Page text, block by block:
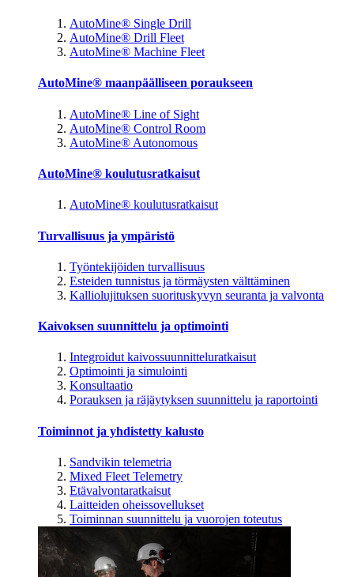
AutoMine® Single Drill
AutoMine® Drill Fleet
AutoMine® Machine Fleet
AutoMine® maanpäälliseen poraukseen
AutoMine® Line of Sight
AutoMine® Control Room
AutoMine® Autonomous
AutoMine® koulutusratkaisut
AutoMine® koulutusratkaisut
Turvallisuus ja ympäristö
Työntekijöiden turvallisuus
Esteiden tunnistus ja törmäysten välttäminen
Kalliolujituksen suorituskyvyn seuranta ja valvonta
Kaivoksen suunnittelu ja optimointi
Integroidut kaivossuunnitteluratkaisut
Optimointi ja simulointi
Konsultaatio
Porauksen ja räjäytyksen suunnittelu ja raportointi
Toiminnot ja yhdistetty kalusto
Sandvikin telemetria
Mixed Fleet Telemetry
Etävalvontaratkaisut
Laitteiden oheissovellukset
Toiminnan suunnittelu ja vuorojen toteutus